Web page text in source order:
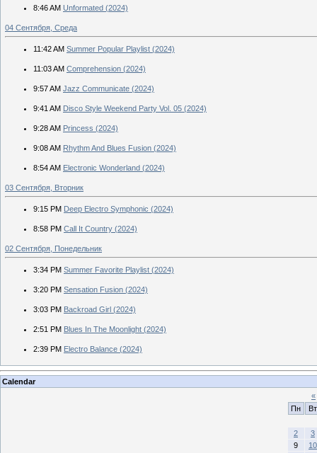
8:46 AM Unformated (2024)
04 Сентября, Среда
11:42 AM Summer Popular Playlist (2024)
11:03 AM Comprehension (2024)
9:57 AM Jazz Communicate (2024)
9:41 AM Disco Style Weekend Party Vol. 05 (2024)
9:28 AM Princess (2024)
9:08 AM Rhythm And Blues Fusion (2024)
8:54 AM Electronic Wonderland (2024)
03 Сентября, Вторник
9:15 PM Deep Electro Symphonic (2024)
8:58 PM Call It Country (2024)
02 Сентября, Понедельник
3:34 PM Summer Favorite Playlist (2024)
3:20 PM Sensation Fusion (2024)
3:03 PM Backroad Girl (2024)
2:51 PM Blues In The Moonlight (2024)
2:39 PM Electro Balance (2024)
Calendar
«
Пн
Вт
2
3
9
10